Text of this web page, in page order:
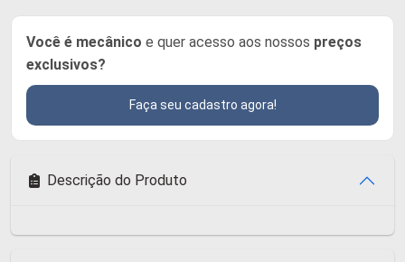
Você é mecânico e quer acesso aos nossos preços
exclusivos?
Faça seu cadastro agora!
Descrição do Produto